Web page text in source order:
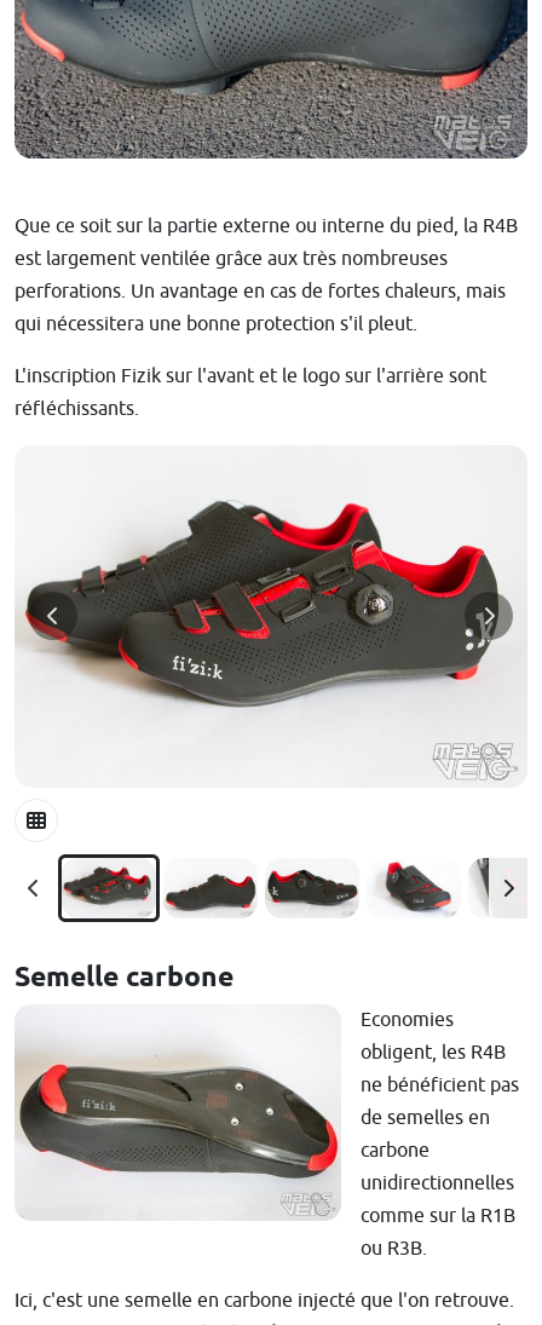
Que ce soit sur la partie externe ou interne du pied, la R4B
est largement ventilée grâce aux très nombreuses
perforations. Un avantage en cas de fortes chaleurs, mais
qui nécessitera une bonne protection s'il pleut.
L'inscription Fizik sur l'avant et le logo sur l'arrière sont
réfléchissants.
Semelle carbone
Economies
obligent, les R4B
ne bénéficient pas
de semelles en
carbone
unidirectionnelles
comme sur la R1B
ou R3B.
Ici, c'est une semelle en carbone injecté que l'on retrouve.